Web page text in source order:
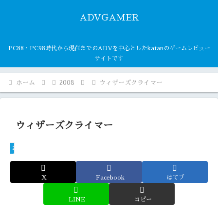
ADVGAMER
PC88・PC98時代から現在までのADVを中心としたkatanのゲームレビュー
サイトです
ホーム 2008 ウィザーズクライマー
ウィザーズクライマー
2008
X Facebook はてブ
LINE コピー